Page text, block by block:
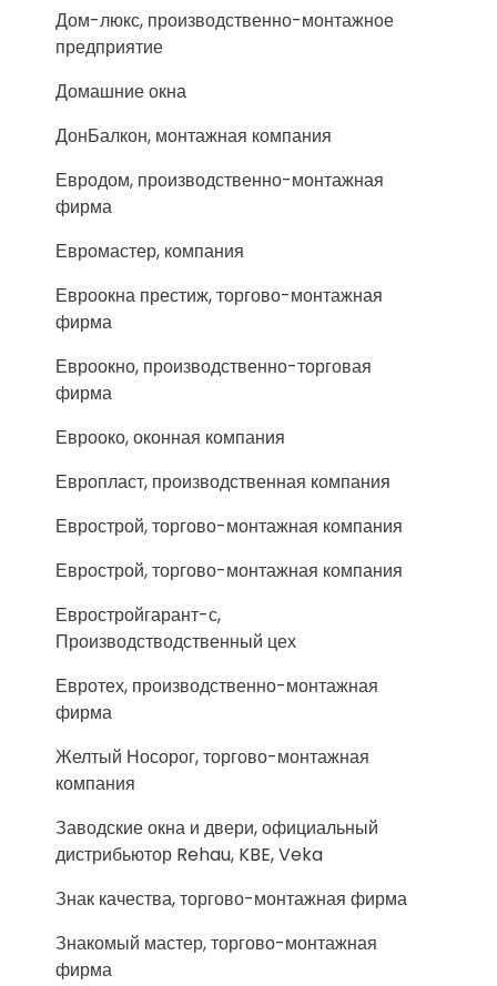
Дом-люкс, производственно-монтажное
предприятие
Домашние окна
ДонБалкон, монтажная компания
Евродом, производственно-монтажная
фирма
Евромастер, компания
Евроокна престиж, торгово-монтажная
фирма
Евроокно, производственно-торговая
фирма
Еврооко, оконная компания
Европласт, производственная компания
Еврострой, торгово-монтажная компания
Еврострой, торгово-монтажная компания
Евростройгарант-с,
Производстводственный цех
Евротех, производственно-монтажная
фирма
Желтый Носорог, торгово-монтажная
компания
Заводские окна и двери, официальный
дистрибьютор Rehau, KBE, Veka
Знак качества, торгово-монтажная фирма
Знакомый мастер, торгово-монтажная
фирма